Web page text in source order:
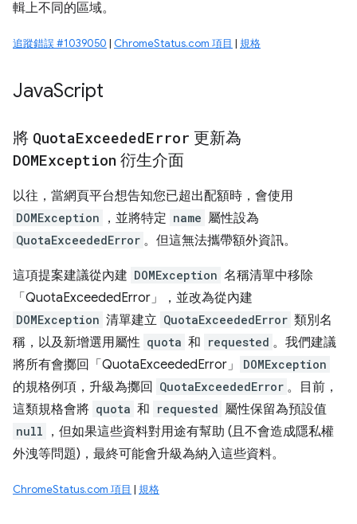
輯上不同的區域。
追蹤錯誤 #1039050 | ChromeStatus.com 項目 | 規格
JavaScript
將 QuotaExceededError 更新為
DOMException 衍生介面
以往，當網頁平台想告知您已超出配額時，會使用
DOMException ，並將特定 name 屬性設為
QuotaExceededError 。但這無法攜帶額外資訊。
這項提案建議從內建 DOMException 名稱清單中移除
「QuotaExceededError」，並改為從內建
DOMException 清單建立 QuotaExceededError 類別名
稱，以及新增選用屬性 quota 和 requested 。我們建議
將所有會擲回「QuotaExceededError」
DOMException
的規格例項，升級為擲回 QuotaExceededError 。目前，
這類規格會將 quota 和 requested 屬性保留為預設值
null
，但如果這些資料對用途有幫助 (且不會造成隱私權
外洩等問題)，最終可能會升級為納入這些資料。
ChromeStatus.com 項目 | 規格